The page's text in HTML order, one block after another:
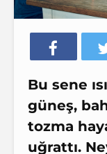
Bu sene
güneş,
tozma
uğrattı.